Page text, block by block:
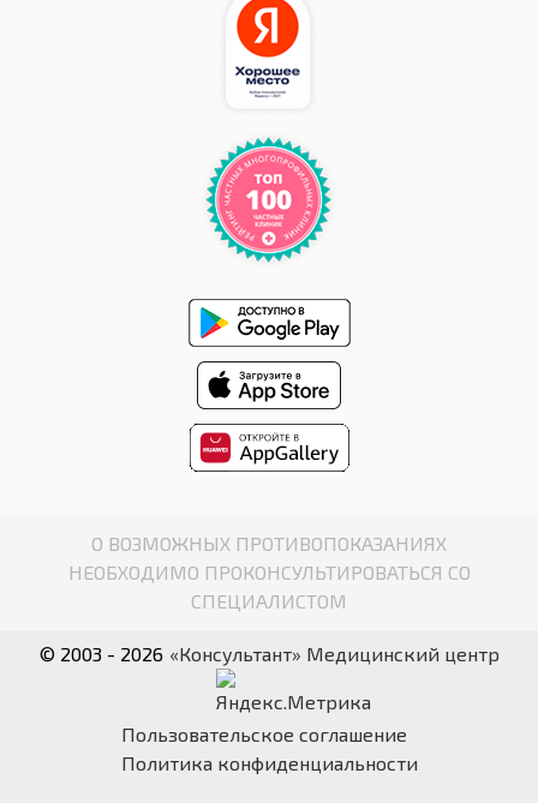
О ВОЗМОЖНЫХ ПРОТИВОПОКАЗАНИЯХ
НЕОБХОДИМО ПРОКОНСУЛЬТИРОВАТЬСЯ СО
СПЕЦИАЛИСТОМ
© 2003 - 2026 «Консультант» Медицинский центр
Пользовательское соглашение
Политика конфиденциальности